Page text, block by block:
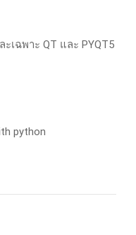
เฉพาะ QT และ PYQT5
python